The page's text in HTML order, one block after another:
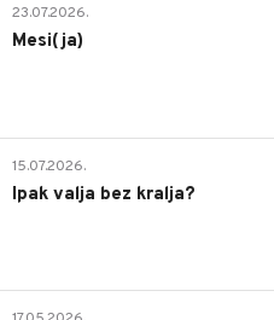
23.07.2026.
Mesi(ja)
15.07.2026.
Ipak valja bez kralja?